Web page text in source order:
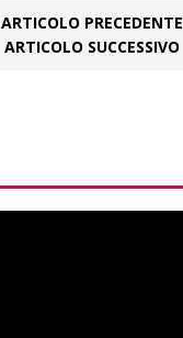
ARTICOLO PRECEDENTE
ARTICOLO SUCCESSIVO